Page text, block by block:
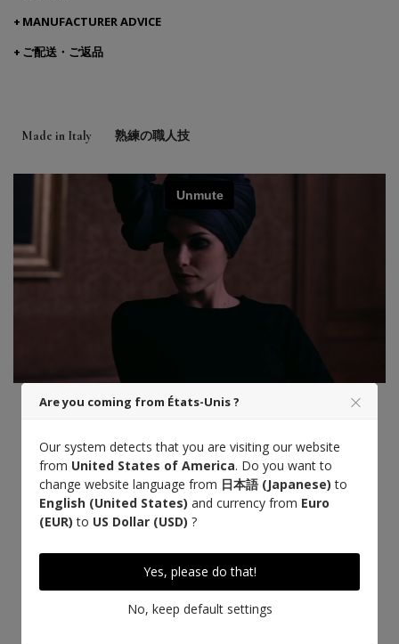
MANUFACTURER ADVICE
ご配送・ご返品
Made in Italy 熟練の職人技
もっと詳しく知る
Are you coming from États-Unis ?
Our system detects that you are visiting our website
from United States of America. Do you want to
change website language from 日本語 (Japanese) to
English (United States) and currency from Euro
(EUR) to US Dollar (USD) ?
Yes, please do that!
No, keep default settings